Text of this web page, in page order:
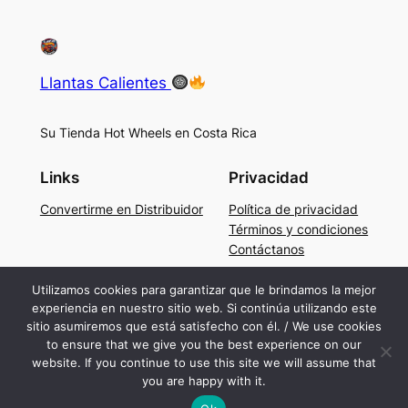
Llantas Calientes
Su Tienda Hot Wheels en Costa Rica
Links
Convertirme en Distribuidor
Privacidad
Política de privacidad
Términos y condiciones
Contáctanos
Social
Facebook
Instagram
TikTok
Utilizamos cookies para garantizar que le brindamos la mejor
experiencia en nuestro sitio web. Si continúa utilizando este
sitio asumiremos que está satisfecho con él. / We use cookies
to ensure that we give you the best experience on our
website. If you continue to use this site we will assume that
you are happy with it.